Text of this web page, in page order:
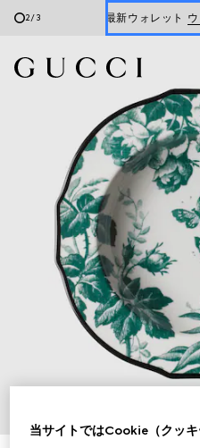
2/3 最新ウォレット
オンライン限定
/3
当サイトではCookie（クッ